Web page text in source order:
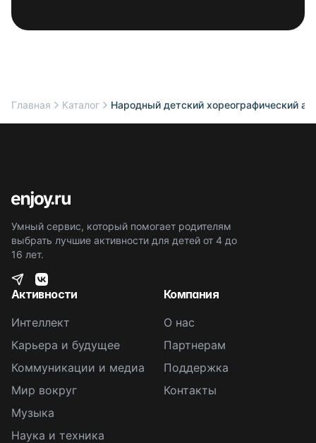
Главная Каталог Народный детский хореографический
Умный сервис, который помогает родителям
выбрать лучшие активности для детей от 4 до
16 лет.
Активности
Интеллект
Карьера и будущее
Коммуникации и медиа
Мир вокруг
Музыка
Наука и техника
Компания
О нас
Партнерам
Поддержка
Контакты